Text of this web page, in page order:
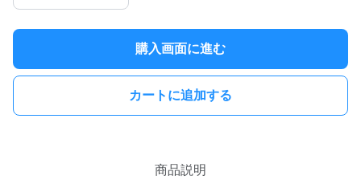
購入画面に進む
カートに追加する
商品説明